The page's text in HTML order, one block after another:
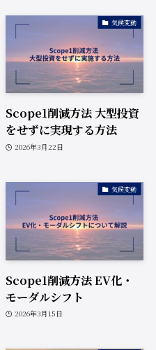
気候変動
Scope1削減方法 大型投資
をせずに実現する方法
2026年3月22日
気候変動
Scope1削減方法 EV化・
モーダルシフト
2026年3月15日